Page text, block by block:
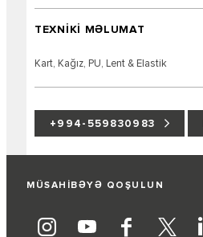
TEXNİKİ MƏLUMAT
Kart, Kağız, PU, ​​Lent & Elastik
+994-559830983
MÜSAHİBƏYƏ QOŞULUN